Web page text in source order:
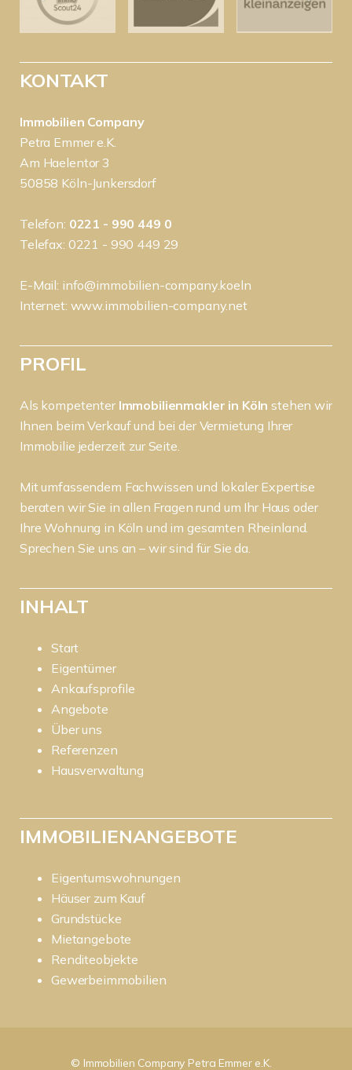
KONTAKT
Immobilien Company
Petra Emmer e.K.
Am Haelentor 3
50858 Köln-Junkersdorf
Telefon: 0221 - 990 449 0
Telefax: 0221 - 990 449 29
E-Mail: info@immobilien-company.koeln
Internet: www.immobilien-company.net
PROFIL
Als kompetenter Immobilienmakler in Kölnstehen wir
Ihnen beim Verkauf und bei der Vermietung Ihrer
Immobilie jederzeit zur Seite.
Mit umfassendem Fachwissen und lokaler Expertise
beraten wir Sie in allen Fragen rund um Ihr Haus oder
Ihre Wohnung in Köln und im gesamten Rheinland.
Sprechen Sie uns an – wir sind für Sie da.
INHALT
Start
Eigentümer
Ankaufsprofile
Angebote
Über uns
Referenzen
Hausverwaltung
IMMOBILIENANGEBOTE
Eigentumswohnungen
Häuser zum Kauf
Grundstücke
Mietangebote
Renditeobjekte
Gewerbeimmobilien
© Immobilien Company Petra Emmer e.K.